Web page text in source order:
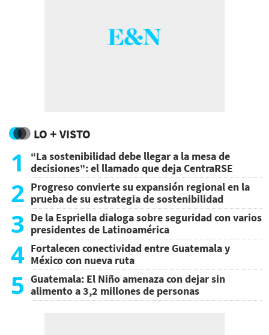
LO + VISTO
1
“La sostenibilidad debe llegar a la mesa de
decisiones”: el llamado que deja CentraRSE
2 Progreso convierte su expansión regional en la
prueba de su estrategia de sostenibilidad
3 De la Espriella dialoga sobre seguridad con varios
presidentes de Latinoamérica
4 Fortalecen conectividad entre Guatemala y
México con nueva ruta
5 Guatemala: El Niño amenaza con dejar sin
alimento a 3,2 millones de personas